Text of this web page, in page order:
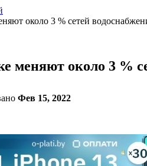
около 3 % сетей
меняют около 3 %
Фев 15, 2022